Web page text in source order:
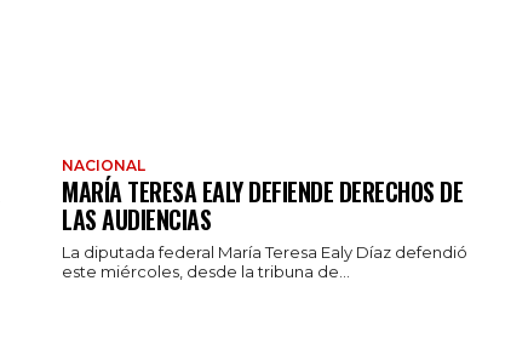
NACIONAL
MARÍA TERESA EALY DEFIENDE DERECHOS DE
LAS AUDIENCIAS
La diputada federal María Teresa Ealy Díaz defendió
este miércoles, desde la tribuna de...